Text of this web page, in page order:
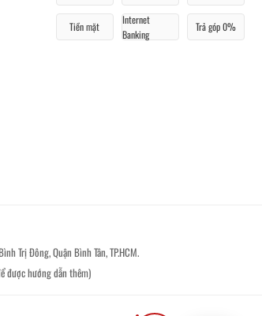
Tiền mặt
Internet
Banking
Trả góp 0%
Trị Đông, Quận Bình Tân, TP.HCM.
được hướng dẫn thêm)